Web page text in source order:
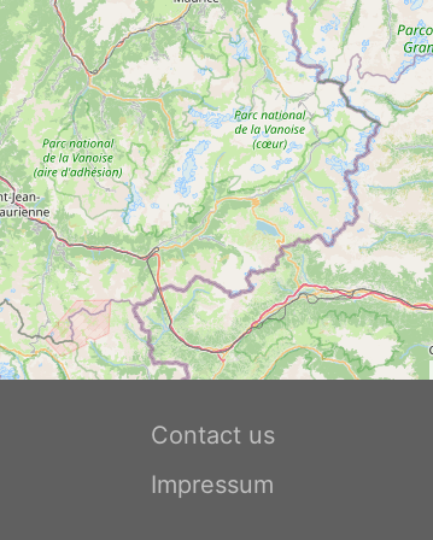
Contact us
Impressum